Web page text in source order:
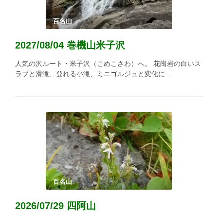
百名山
2027/08/04 巻機山米子沢
人気の沢ルート・米子沢（こめこさわ）へ。 花崗岩の白いス
ラブと滑滝、登れる小滝、ミニゴルジュと変化に …
百名山
2026/07/29 四阿山